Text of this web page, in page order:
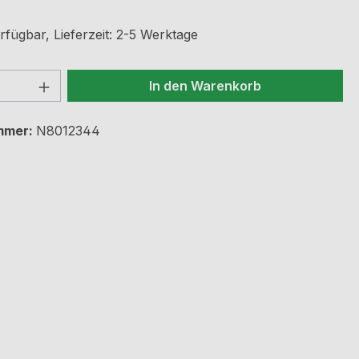
Lieferzeit: 2-5 Werktage
Anzahl: Gib den gewünschten Wert
In den Warenkorb
N8012344